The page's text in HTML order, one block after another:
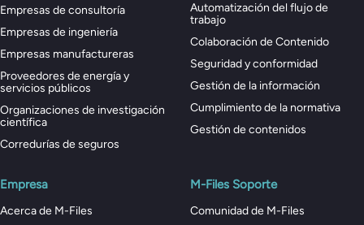
Empresas de consultoría
Empresas de ingeniería
Empresas manufactureras
Proveedores de energía y
servicios públicos
Organizaciones de investigación
científica
Corredurías de seguros
Automatización del flujo de
trabajo
Colaboración de Contenido
Seguridad y conformidad
Gestión de la información
Cumplimiento de la normativa
Gestión de contenidos
Empresa
Acerca de M-Files
M-Files Soporte
Comunidad de M-Files